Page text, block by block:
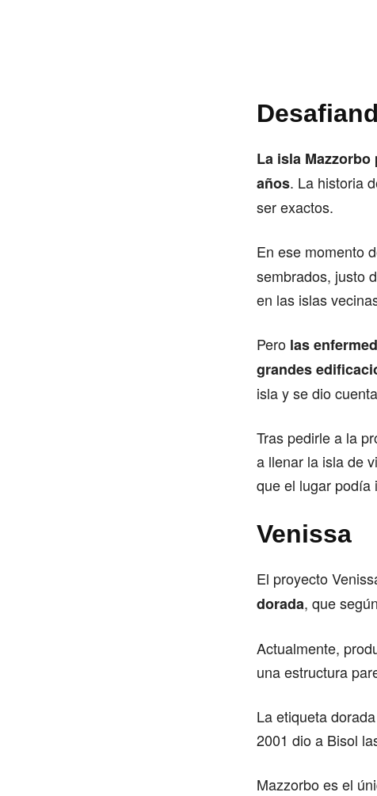
La isla
años. La historia
ser exactos.
En ese momento
sembrados, justo
en las islas
Pero las
grandes
isla y se dio
Tras pedirle a la
a llenar la isla de
que el lugar podía
Venissa
El proyecto
dorada, que
Actualmente,
una estructura
La etiqueta
2001 dio a Bisol
Mazzorbo es el